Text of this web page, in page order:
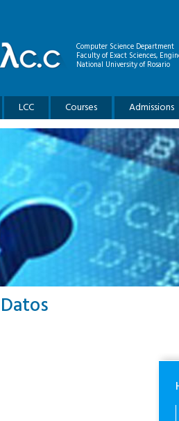
Computer Science Department
Faculty of Exact Sciences,
National University of Rosario
LCC Courses Admissions